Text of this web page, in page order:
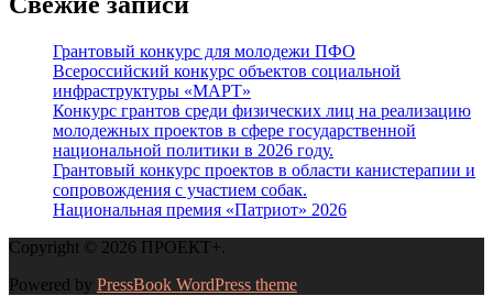
Грантовый конкурс для молодежи ПФО
Всероссийский конкурс объектов социальной
инфраструктуры «МАРТ»
Конкурс грантов среди физических лиц на реализацию
молодежных проектов в сфере государственной
национальной политики в 2026 году.
Грантовый конкурс проектов в области канистерапии и
сопровождения с участием собак.
Национальная премия «Патриот» 2026
Copyright © 2026 ПРОЕКТ+.
Powered by PressBook WordPress theme